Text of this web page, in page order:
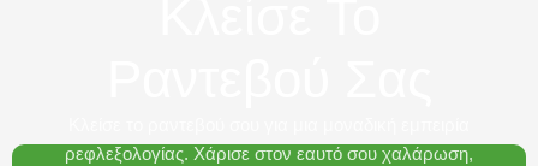
ρεφλεξολογίας. Χάρισε στον εαυτό σου χαλάρωση,